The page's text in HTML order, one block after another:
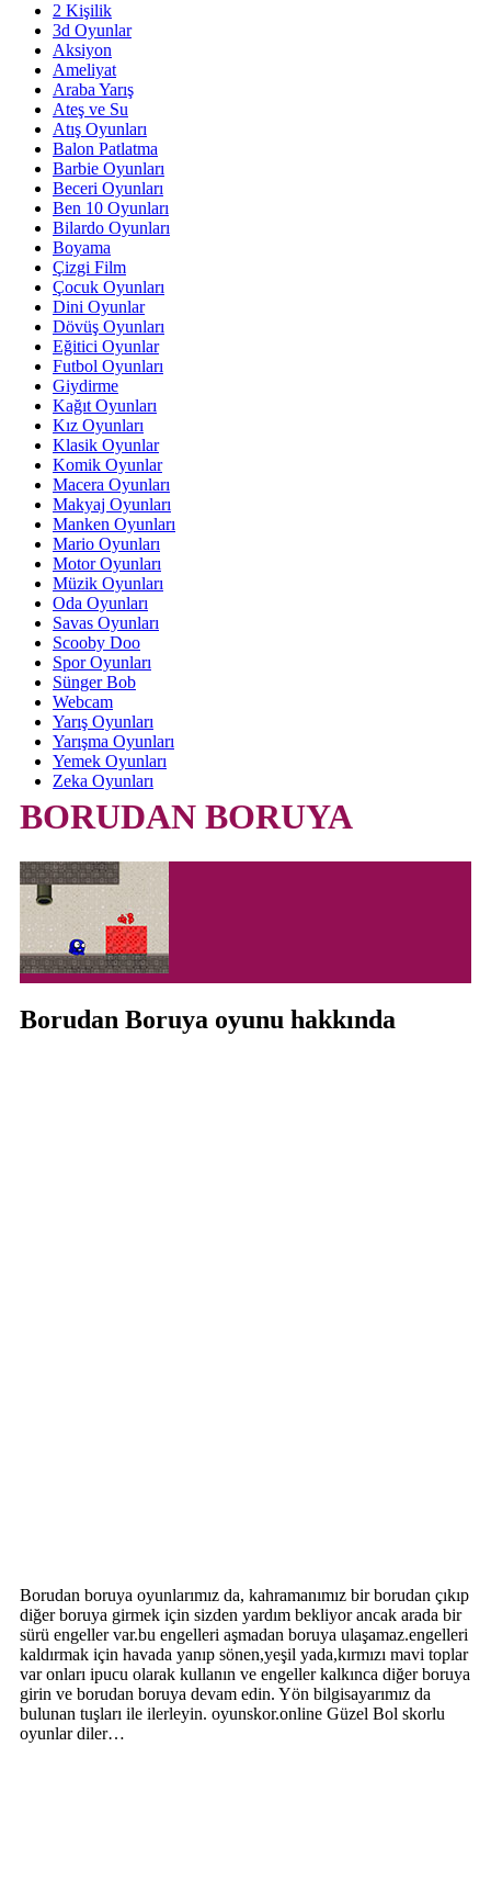
2 Kişilik
3d Oyunlar
Aksiyon
Ameliyat
Araba Yarış
Ateş ve Su
Atış Oyunları
Balon Patlatma
Barbie Oyunları
Beceri Oyunları
Ben 10 Oyunları
Bilardo Oyunları
Boyama
Çizgi Film
Çocuk Oyunları
Dini Oyunlar
Dövüş Oyunları
Eğitici Oyunlar
Futbol Oyunları
Giydirme
Kağıt Oyunları
Kız Oyunları
Klasik Oyunlar
Komik Oyunlar
Macera Oyunları
Makyaj Oyunları
Manken Oyunları
Mario Oyunları
Motor Oyunları
Müzik Oyunları
Oda Oyunları
Savas Oyunları
Scooby Doo
Spor Oyunları
Sünger Bob
Webcam
Yarış Oyunları
Yarışma Oyunları
Yemek Oyunları
Zeka Oyunları
BORUDAN BORUYA
Borudan Boruya oyunu hakkında
Borudan boruya oyunlarımız da, kahramanımız bir borudan çıkıp
diğer boruya girmek için sizden yardım bekliyor ancak arada bir
sürü engeller var.bu engelleri aşmadan boruya ulaşamaz.engelleri
kaldırmak için havada yanıp sönen,yeşil yada,kırmızı mavi toplar
var onları ipucu olarak kullanın ve engeller kalkınca diğer boruya
girin ve borudan boruya devam edin. Yön bilgisayarımız da
bulunan tuşları ile ilerleyin. oyunskor.online Güzel Bol skorlu
oyunlar diler…